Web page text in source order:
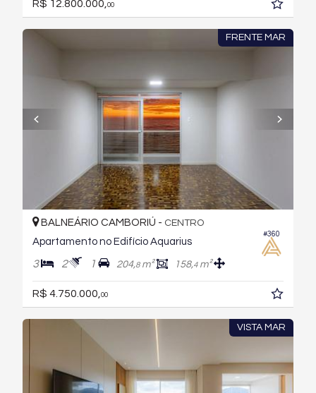
R$ 12.800.000, 00
FRENTE MAR
#360
BALNEÁRIO CAMBORIÚ - CENTRO
Apartamento no Edifício Aquarius
3 2 1 204,8m² 158,4m²
R$ 4.750.000, 00
VISTA MAR